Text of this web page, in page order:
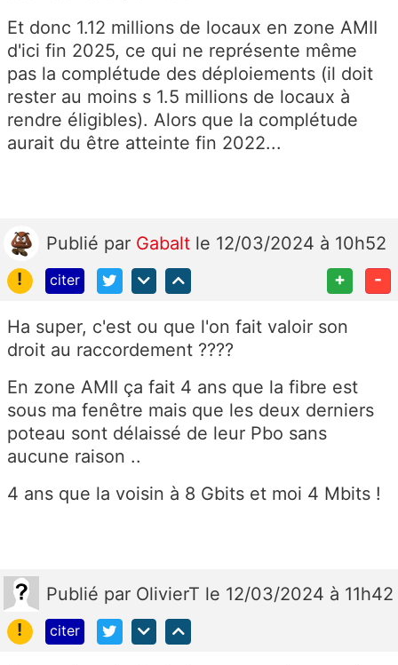
Et donc 1.12 millions de locaux en zone AMII
d'ici fin 2025, ce qui ne représente même
pas la complétude des déploiements (il doit
rester au moins s 1.5 millions de locaux à
rendre éligibles). Alors que la complétude
aurait du être atteinte fin 2022...
Publié par Gabalt le 12/03/2024 à 10h52
!
citer + -
Ha super, c'est ou que l'on fait valoir son
droit au raccordement ????
En zone AMII ça fait 4 ans que la fibre est
sous ma fenêtre mais que les deux derniers
poteau sont délaissé de leur Pbo sans
aucune raison ..
4 ans que la voisin à 8 Gbits et moi 4 Mbits !
Publié par OlivierT le 12/03/2024 à 11h42
!
citer